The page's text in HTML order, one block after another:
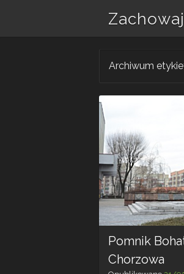
Archiwum
Pomnik
Chorzowa